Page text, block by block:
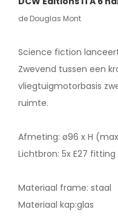
de Douglas Mont
Science fiction
Zwevend tussen een
vliegtuigmotorbasis
ruimte.
Afmeting: ø96 x H
Lichtbron: 5x E27
Materiaal frame: staal
Materiaal kap:glas